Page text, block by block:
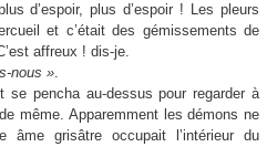
d’espoir, plus d’espoir ! Les pleurs
et c’était des gémissements de
affreux ! dis-je.
nous ».
se pencha au-dessus pour regarder à
même. Apparemment les démons ne
âme grisâtre occupait l’intérieur du